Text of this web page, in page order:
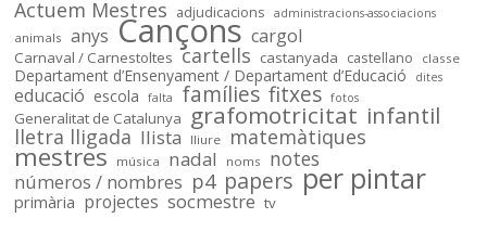
de tot @OSMcatala
socmestre.cat
Mapa de centres públics
primària i secundària –
Sóc.Mestre
Sóc.mestre
Actuem Mestres adjudicacions administracions-associacions
animals anys Cançons cargol
Carnaval / Carnestoltes cartells castanyada castellano classe
Departament d’Ensenyament / Departament d’Educació dites
educació escola falta famílies fitxes fotos
Generalitat de Catalunya grafomotricitat infantil
lletra lligada llista lliure matemàtiques
mestres música nadal noms notes
números / nombres p4 papers per pintar
primària projectes socmestre tv